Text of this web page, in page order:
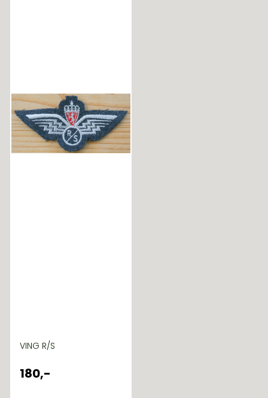
VING R/S
180,-